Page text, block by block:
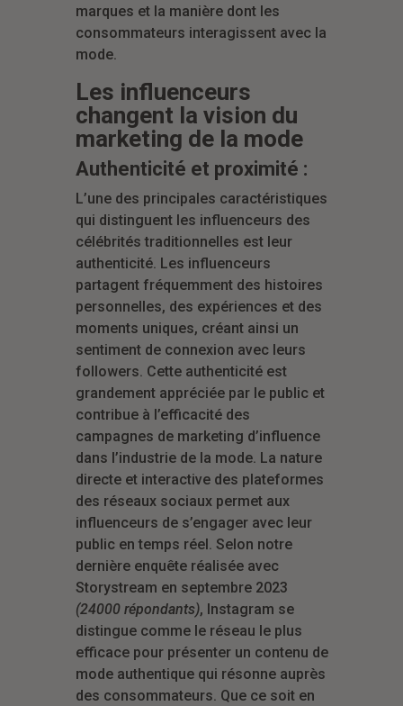
marques et la manière dont les
consommateurs interagissent avec la
mode.
Les influenceurs
changent la vision du
marketing de la mode
Authenticité et proximité :
L’une des principales caractéristiques
qui distinguent les influenceurs des
célébrités traditionnelles est leur
authenticité. Les influenceurs
partagent fréquemment des histoires
personnelles, des expériences et des
moments uniques, créant ainsi un
sentiment de connexion avec leurs
followers. Cette authenticité est
grandement appréciée par le public et
contribue à l’efficacité des
campagnes de marketing d’influence
dans l’industrie de la mode. La nature
directe et interactive des plateformes
des réseaux sociaux permet aux
influenceurs de s’engager avec leur
public en temps réel. Selon notre
dernière enquête réalisée avec
Storystream en septembre 2023
(24000 répondants), Instagram se
distingue comme le réseau le plus
efficace pour présenter un contenu de
mode authentique qui résonne auprès
des consommateurs. Que ce soit en